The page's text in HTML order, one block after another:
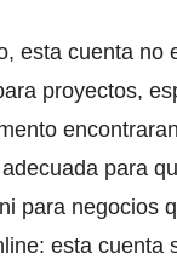
esta cuenta no
proyectos,
para
para negocios
esta cuenta